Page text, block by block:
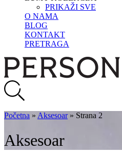
PRIKAŽI SVE
O NAMA
BLOG
KONTAKT
PRETRAGA
Početna » Aksesoar» Strana 2
Aksesoar